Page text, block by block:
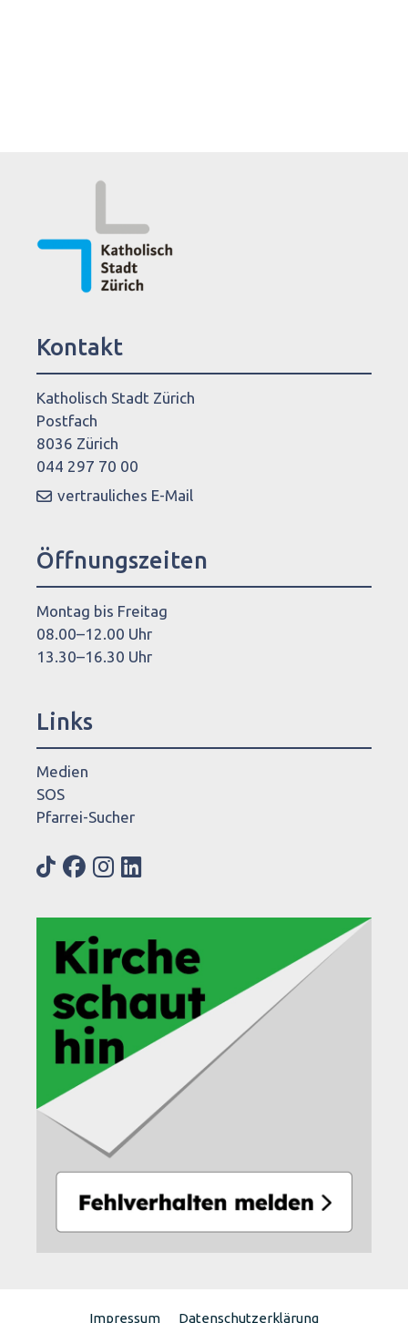
Kontakt
Katholisch Stadt Zürich
Postfach
8036 Zürich
044 297 70 00
vertrauliches E-Mail
Öffnungszeiten
Montag bis Freitag
08.00–12.00 Uhr
13.30–16.30 Uhr
Links
Medien
SOS
Pfarrei-Sucher
Impressum Datenschutzerklärung